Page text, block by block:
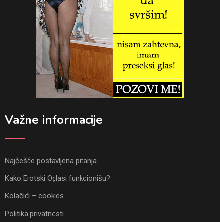
Važne informacije
Najčešće postavljena pitanja
Kako Erotski Oglasi funkcionišu?
Kolačići – cookies
Politika privatnosti